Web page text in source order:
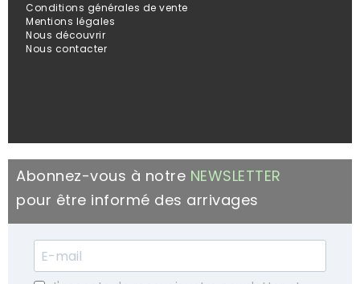
Conditions générales de vente
Mentions légales
Nous découvrir
Nous contacter
Abonnez-vous à notre NEWSLETTER
pour être informé des arrivages